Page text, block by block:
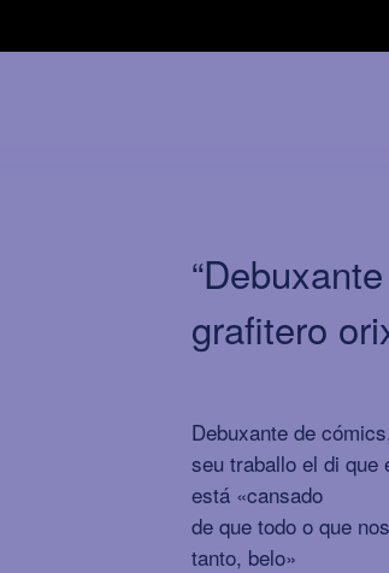
grafitero
Debuxante de
seu traballo el di que
está «cansado
de que todo o que
tanto, belo»